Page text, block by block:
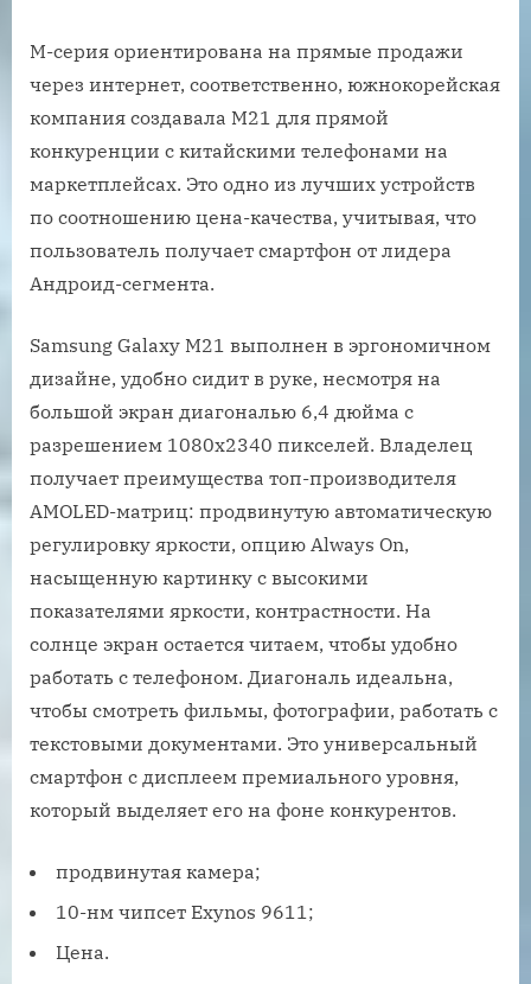
M-серия ориентирована на прямые продажи
через интернет, соответственно, южнокорейская
компания создавала M21 для прямой
конкуренции с китайскими телефонами на
маркетплейсах. Это одно из лучших устройств
по соотношению цена-качества, учитывая, что
пользователь получает смартфон от лидера
Андроид-сегмента.
Samsung Galaxy M21 выполнен в эргономичном
дизайне, удобно сидит в руке, несмотря на
большой экран диагональю 6,4 дюйма с
разрешением 1080х2340 пикселей. Владелец
получает преимущества топ-производителя
AMOLED-матриц: продвинутую автоматическую
регулировку яркости, опцию Always On,
насыщенную картинку с высокими
показателями яркости, контрастности. На
солнце экран остается читаем, чтобы удобно
работать с телефоном. Диагональ идеальна,
чтобы смотреть фильмы, фотографии, работать с
текстовыми документами. Это универсальный
смартфон с дисплеем премиального уровня,
который выделяет его на фоне конкурентов.
продвинутая камера;
10-нм чипсет Exynos 9611;
Цена.